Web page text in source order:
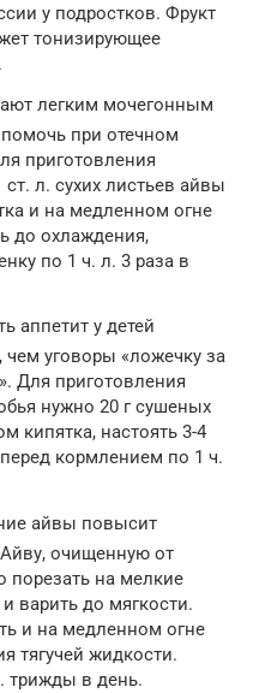
у подростков. Фрукт
тонизирующее
легким мочегонным
при отечном
приготовления
л. сухих листьев айвы
и на медленном огне
до охлаждения,
по 1 ч. л. 3 раза в
аппетит у детей
уговоры «ложечку за
Для приготовления
нужно 20 г сушеных
кипятка, настоять 3-4
кормлением по 1 ч.
айвы повысит
очищенную от
порезать на мелкие
варить до мягкости.
и на медленном огне
тягучей жидкости.
трижды в день.